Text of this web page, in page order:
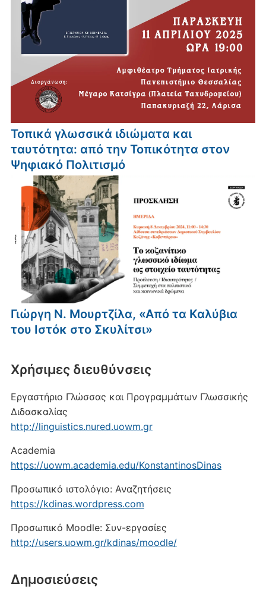
Τοπικά γλωσσικά ιδιώματα και
ταυτότητα: από την Τοπικότητα στον
Ψηφιακό Πολιτισμό
Γιώργη Ν. Μουρτζίλα, «Από τα Καλύβια
του Ιστόκ στο Σκυλίτσι»
Xρήσιμες διευθύνσεις
Εργαστήριο Γλώσσας και Προγραμμάτων Γλωσσικής
Διδασκαλίας
http://linguistics.nured.uowm.gr
Academia
https://uowm.academia.edu/KonstantinosDinas
Προσωπικό ιστολόγιο: Αναζητήσεις
https://kdinas.wordpress.com
Προσωπικό Moodle: Συν-εργασίες
http://users.uowm.gr/kdinas/moodle/
Δημοσιεύσεις